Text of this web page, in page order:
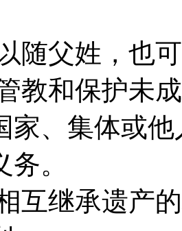
随父姓，也
教和保护未
家、集体或
。
互继承遗产